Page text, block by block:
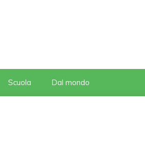
Scuola Dal mondo